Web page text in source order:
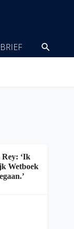
Rey: ‘Ik
Wetboek